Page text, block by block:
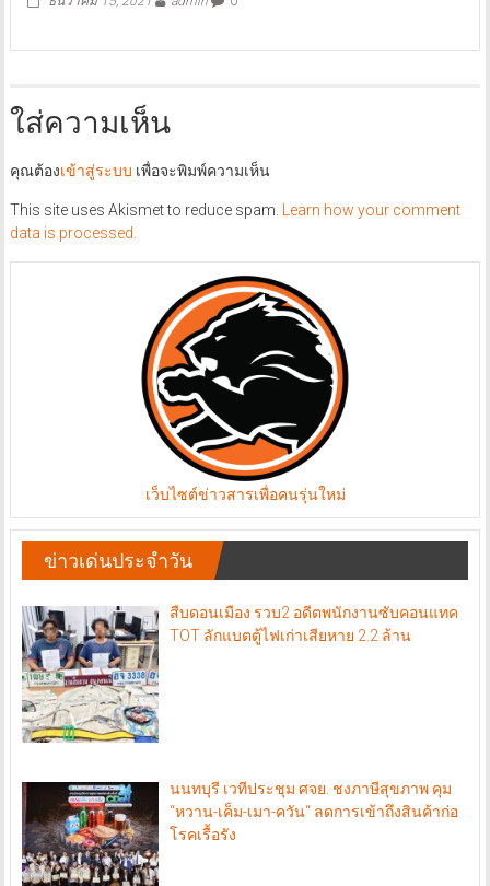
ใส่ความเห็น
คุณต้องเข้าสู่ระบบ เพื่อจะพิมพ์ความเห็น
This site uses Akismet to reduce spam.
Learn how your comment
data is processed.
เว็บไซต์ข่าวสารเพื่อคนรุ่นใหม่
ข่าวเด่นประจำวัน
สืบดอนเมือง รวบ2 อดีตพนักงานซับคอนแทค
TOT ลักแบตตู้ไฟเก่าเสียหาย 2.2 ล้าน
นนทบุรี เวทีประชุม ศจย. ชงภาษีสุขภาพ คุม
“หวาน-เค็ม-เมา-ควัน“ ลดการเข้าถึงสินค้าก่อ
โรคเรื้อรัง